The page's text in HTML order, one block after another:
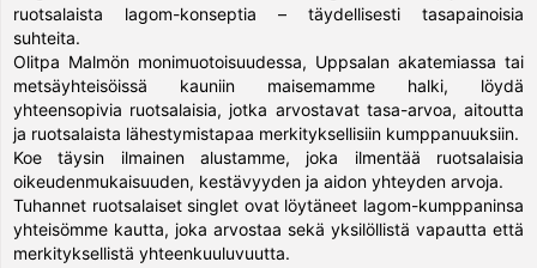
ruotsalaista lagom-konseptia – täydellisesti tasapainoisia
suhteita.
Olitpa Malmön monimuotoisuudessa, Uppsalan akatemiassa tai
metsäyhteisöissä kauniin maisemamme halki, löydä
yhteensopivia ruotsalaisia, jotka arvostavat tasa-arvoa, aitoutta
ja ruotsalaista lähestymistapaa merkityksellisiin kumppanuuksiin.
Koe täysin ilmainen alustamme, joka ilmentää ruotsalaisia
oikeudenmukaisuuden, kestävyyden ja aidon yhteyden arvoja.
Tuhannet ruotsalaiset singlet ovat löytäneet lagom-kumppaninsa
yhteisömme kautta, joka arvostaa sekä yksilöllistä vapautta että
merkityksellistä yhteenkuuluvuutta.